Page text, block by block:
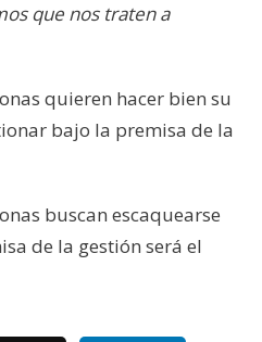
que nos traten a
quieren hacer bien su
bajo la premisa de la
buscan escaquearse
de la gestión será el